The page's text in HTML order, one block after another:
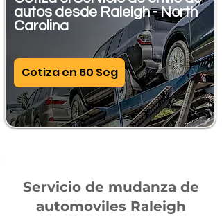
Cotiza en 60 Seg
autos desde Raleigh - North
Carolina
Servicio de mudanza de
automoviles Raleigh